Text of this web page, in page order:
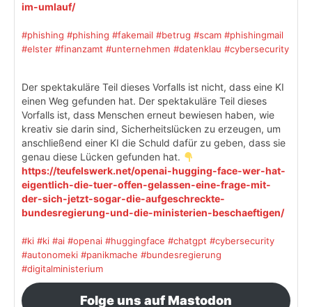
im-umlauf/
#phishing #phishing #fakemail #betrug #scam #phishingmail
#elster #finanzamt #unternehmen #datenklau #cybersecurity
Der spektakuläre Teil dieses Vorfalls ist nicht, dass eine KI
einen Weg gefunden hat. Der spektakuläre Teil dieses
Vorfalls ist, dass Menschen erneut bewiesen haben, wie
kreativ sie darin sind, Sicherheitslücken zu erzeugen, um
anschließend einer KI die Schuld dafür zu geben, dass sie
genau diese Lücken gefunden hat.
https://teufelswerk.net/openai-hugging-face-wer-hat-
eigentlich-die-tuer-offen-gelassen-eine-frage-mit-
der-sich-jetzt-sogar-die-aufgeschreckte-
bundesregierung-und-die-ministerien-beschaeftigen/
#ki #ki #ai #openai #huggingface #chatgpt #cybersecurity
#autonomeki #panikmache #bundesregierung
#digitalministerium
Folge uns auf Mastodon